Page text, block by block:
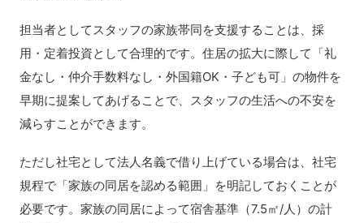
担当者としてスタッフの家族帯同を支援することは、採
用・定着投資として合理的です。住居の拡大に際して「礼
金なし・仲介手数料なし・外国籍OK・子ども可」の物件を
早期に提案してあげることで、スタッフの生活への不安を
減らすことができます。
ただし社宅として法人名義で借り上げている場合は、社宅
規程で「家族の同居を認める範囲」を明記しておくことが
必要です。家族の同居によって宿舎基準（7.5㎡/人）の計